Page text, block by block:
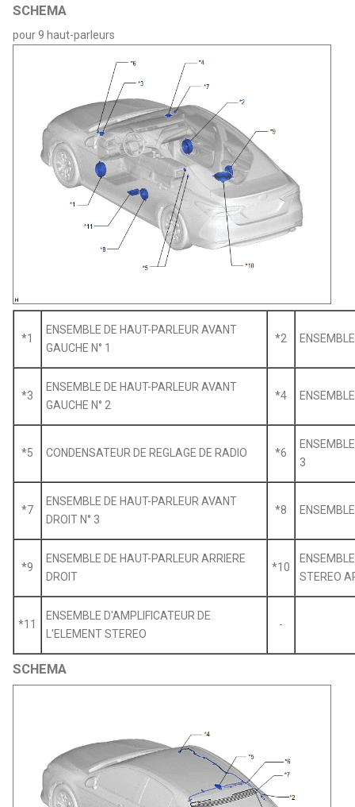
SCHEMA
pour 9 haut-parleurs
*1
ENSEMBLE DE HAUT-PARLEUR AVANT
GAUCHE N° 1
*2
*3
ENSEMBLE DE HAUT-PARLEUR AVANT
GAUCHE N° 2
*4
*5 CONDENSATEUR DE REGLAGE DE RADIO *6
3
*7
ENSEMBLE DE HAUT-PARLEUR AVANT
DROIT N° 3
*8
*9
ENSEMBLE DE HAUT-PARLEUR ARRIERE
DROIT
*10
STEREO
*11
ENSEMBLE D'AMPLIFICATEUR DE
L'ELEMENT STEREO
-
SCHEMA